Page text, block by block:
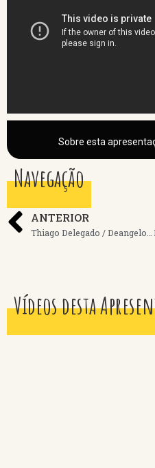
Sobre esta
Navegação
ANTERIOR
Vídeos desta